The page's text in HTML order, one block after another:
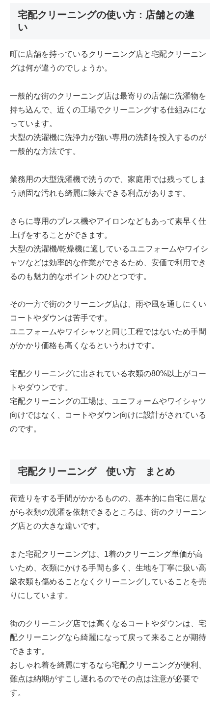
宅配クリーニングの使い方：店舗との違
い
町に店舗を持っているクリーニング店と宅配クリーニン
グは何が違うのでしょうか。
一般的な街のクリーニング店は最寄りの店舗に洗濯物を
持ち込んで、近くの工場でクリーニングする仕組みにな
っています。
大型の洗濯機に洗浄力が強い専用の洗剤を投入するのが
一般的な方法です。
業務用の大型洗濯機で洗うので、家庭用では残ってしま
う頑固な汚れも綺麗に除去できる利点があります。
さらに専用のプレス機やアイロンなどもあって素早く仕
上げをすることができます。
大型の洗濯機/乾燥機に適しているユニフォームやワイシ
ャツなどは効率的な作業ができるため、安価で利用でき
るのも魅力的なポイントのひとつです。
その一方で街のクリーニング店は、雨や風を通しにくい
コートやダウンは苦手です。
ユニフォームやワイシャツと同じ工程ではないため手間
がかかり価格も高くなるというわけです。
宅配クリーニングに出されている衣類の80%以上がコー
トやダウンです。
宅配クリーニングの工場は、ユニフォームやワイシャツ
向けではなく、コートやダウン向けに設計がされている
のです。
宅配クリーニング 使い方 まとめ
荷造りをする手間がかかるものの、基本的に自宅に居な
がら衣類の洗濯を依頼できるところは、街のクリーニン
グ店との大きな違いです。
また宅配クリーニングは、1着のクリーニング単価が高
いため、衣類にかける手間も多く、生地を丁寧に扱い高
級衣類も傷めることなくクリーニングしていることを売
りにしています。
街のクリーニング店では高くなるコートやダウンは、宅
配クリーニングなら綺麗になって戻って来ることが期待
できます。
おしゃれ着を綺麗にするなら宅配クリーニングが便利、
難点は納期がすこし遅れるのでその点は注意が必要で
す。